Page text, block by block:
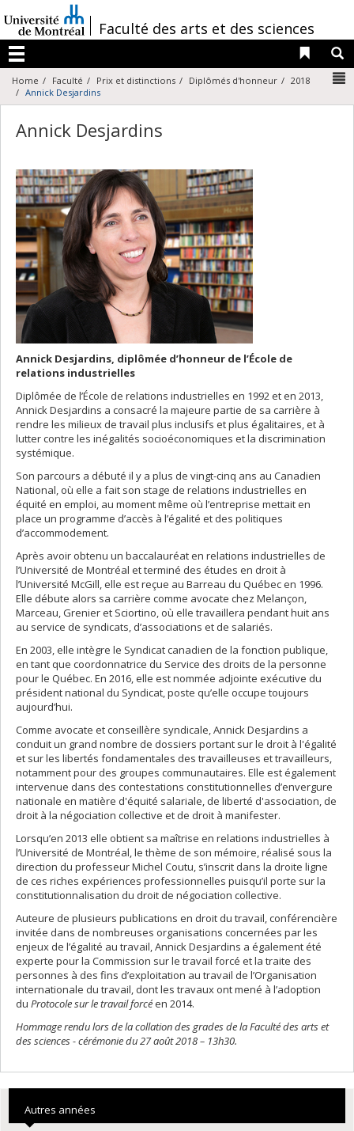
au
contenu
/Faculté des arts et des sciences
Menu
Liens
Home Faculté Prix et distinctions Diplômés d'honneur
2018
Annick Desjardins
Annick Desjardins
Annick Desjardins, diplômée d’honneur de l’École de
relations industrielles
Diplômée de l’École de relations industrielles en 1992 et en 2013,
Annick Desjardins a consacré la majeure partie de sa carrière à
rendre les milieux de travail plus inclusifs et plus égalitaires, et à
lutter contre les inégalités socioéconomiques et la discrimination
systémique.
Son parcours a débuté il y a plus de vingt-cinq ans au Canadien
National, où elle a fait son stage de relations industrielles en
équité en emploi, au moment même où l’entreprise mettait en
place un programme d’accès à l’égalité et des politiques
d’accommodement.
Après avoir obtenu un baccalauréat en relations industrielles de
l’Université de Montréal et terminé des études en droit à
l’Université McGill, elle est reçue au Barreau du Québec en 1996.
Elle débute alors sa carrière comme avocate chez Melançon,
Marceau, Grenier et Sciortino, où elle travaillera pendant huit ans
au service de syndicats, d’associations et de salariés.
En 2003, elle intègre le Syndicat canadien de la fonction publique,
en tant que coordonnatrice du Service des droits de la personne
pour le Québec. En 2016, elle est nommée adjointe exécutive du
président national du Syndicat, poste qu’elle occupe toujours
aujourd’hui.
Comme avocate et conseillère syndicale, Annick Desjardins a
conduit un grand nombre de dossiers portant sur le droit à l'égalité
et sur les libertés fondamentales des travailleuses et travailleurs,
notamment pour des groupes communautaires. Elle est également
intervenue dans des contestations constitutionnelles d’envergure
nationale en matière d'équité salariale, de liberté d'association, de
droit à la négociation collective et de droit à manifester.
Lorsqu’en 2013 elle obtient sa maîtrise en relations industrielles à
l’Université de Montréal, le thème de son mémoire, réalisé sous la
direction du professeur Michel Coutu, s’inscrit dans la droite ligne
de ces riches expériences professionnelles puisqu’il porte sur la
constitutionnalisation du droit de négociation collective.
Auteure de plusieurs publications en droit du travail, conférencière
invitée dans de nombreuses organisations concernées par les
enjeux de l’égalité au travail, Annick Desjardins a également été
experte pour la Commission sur le travail forcé et la traite des
personnes à des fins d’exploitation au travail de l’Organisation
internationale du travail, dont les travaux ont mené à l’adoption
du Protocole sur le travail forcéen 2014.
Hommage rendu lors de la collation des grades de la Faculté des arts et
des sciences - cérémonie du 27 août 2018 – 13h30.
Autres années